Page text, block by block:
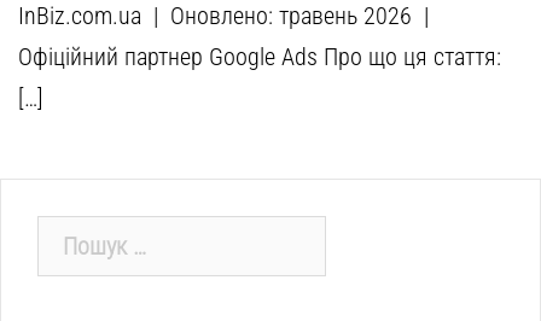
InBiz.com.ua | Оновлено: травень 2026 |
Офіційний партнер Google Ads Про що ця стаття:
[…]
Пошук: